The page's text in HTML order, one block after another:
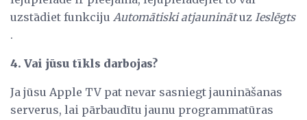
uzstādiet funkciju Automātiski atjauninātuz Ieslēgts
.
4. Vai jūsu tīkls darbojas?
Ja jūsu Apple TV pat nevar sasniegt jaunināšanas
serverus, lai pārbaudītu jaunu programmatūras